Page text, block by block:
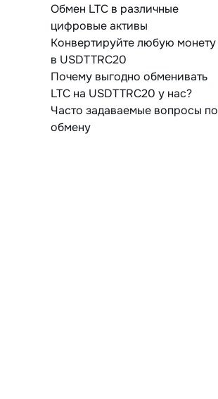
Обмен LTC в различные
цифровые активы
Конвертируйте любую монету
в USDTTRC20
Почему выгодно обменивать
LTC на USDTTRC20 у нас?
Часто задаваемые вопросы по
обмену